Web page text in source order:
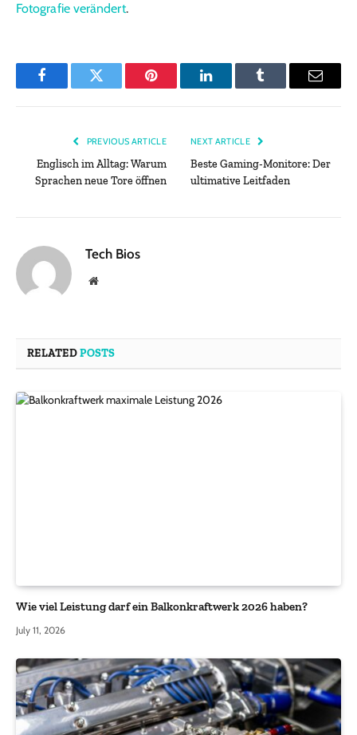
Fotografie verändert.
FacebookTwitter Pinterest LinkedInTumblr Email
PREVIOUS ARTICLE
Englisch im Alltag: Warum
Sprachen neue Tore öffnen
NEXT ARTICLE
Beste Gaming-Monitore: Der
ultimative Leitfaden
Tech Bios
Website
RELATEDPOSTS
Wie viel Leistung darf ein Balkonkraftwerk 2026 haben?
July 11, 2026